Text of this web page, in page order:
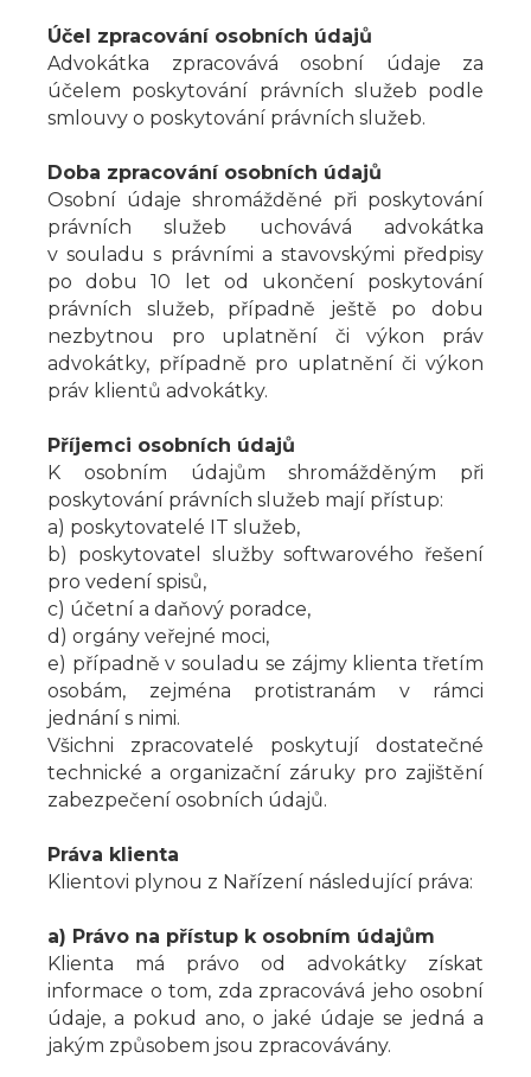
Účel zpracování osobních údajů
Advokátka zpracovává osobní údaje za
účelem poskytování právních služeb podle
smlouvy o poskytování právních služeb.
Doba zpracování osobních údajů
Osobní údaje shromážděné při poskytování
právních služeb uchovává advokátka
v souladu s právními a stavovskými předpisy
po dobu 10 let od ukončení poskytování
právních služeb, případně ještě po dobu
nezbytnou pro uplatnění či výkon práv
advokátky, případně pro uplatnění či výkon
práv klientů advokátky.
Příjemci osobních údajů
K osobním údajům shromážděným při
poskytování právních služeb mají přístup:
a) poskytovatelé IT služeb,
b) poskytovatel služby softwarového řešení
pro vedení spisů,
c) účetní a daňový poradce,
d) orgány veřejné moci,
e) případně v souladu se zájmy klienta třetím
osobám, zejména protistranám v rámci
jednání s nimi.
Všichni zpracovatelé poskytují dostatečné
technické a organizační záruky pro zajištění
zabezpečení osobních údajů.
Práva klienta
Klientovi plynou z Nařízení následující práva:
a) Právo na přístup k osobním údajům
Klienta má právo od advokátky získat
informace o tom, zda zpracovává jeho osobní
údaje, a pokud ano, o jaké údaje se jedná a
jakým způsobem jsou zpracovávány.